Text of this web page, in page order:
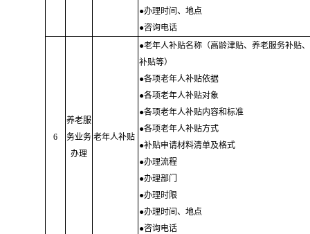
●办理时间、地点
●咨询电话
6
养老服
务业务
办理
老年人补贴
●老年人补贴名称（高龄津贴、养老服务补贴
补贴等）
●各项老年人补贴依据
●各项老年人补贴对象
●各项老年人补贴内容和标准
●各项老年人补贴方式
●补贴申请材料清单及格式
●办理流程
●办理部门
●办理时限
●办理时间、地点
●咨询电话